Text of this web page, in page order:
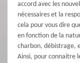
accord avec les
nécessaires et la
cela pour vous dire
en fonction de la
charbon, débistrage,
Ainsi, pour connaitre